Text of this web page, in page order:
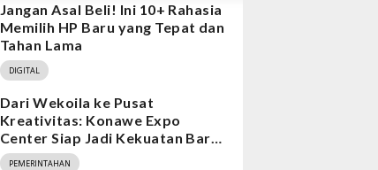
Jangan Asal Beli! Ini 10+ Rahasia
Memilih HP Baru yang Tepat dan
Tahan Lama
DIGITAL
Dari Wekoila ke Pusat
Kreativitas: Konawe Expo
Center Siap Jadi Kekuatan Baru
Ekonomi
PEMERINTAHAN